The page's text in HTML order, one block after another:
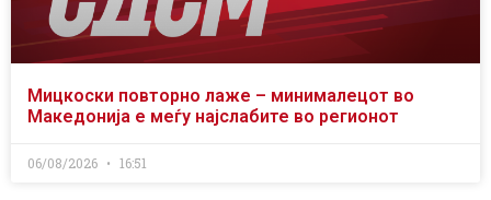
Мицкоски повторно лаже – минималецот во
Македонија е меѓу најслабите во регионот
06/08/2026 16:51